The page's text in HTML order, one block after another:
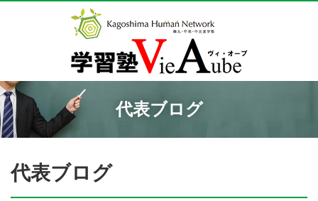
代表ブログ
代表ブログ